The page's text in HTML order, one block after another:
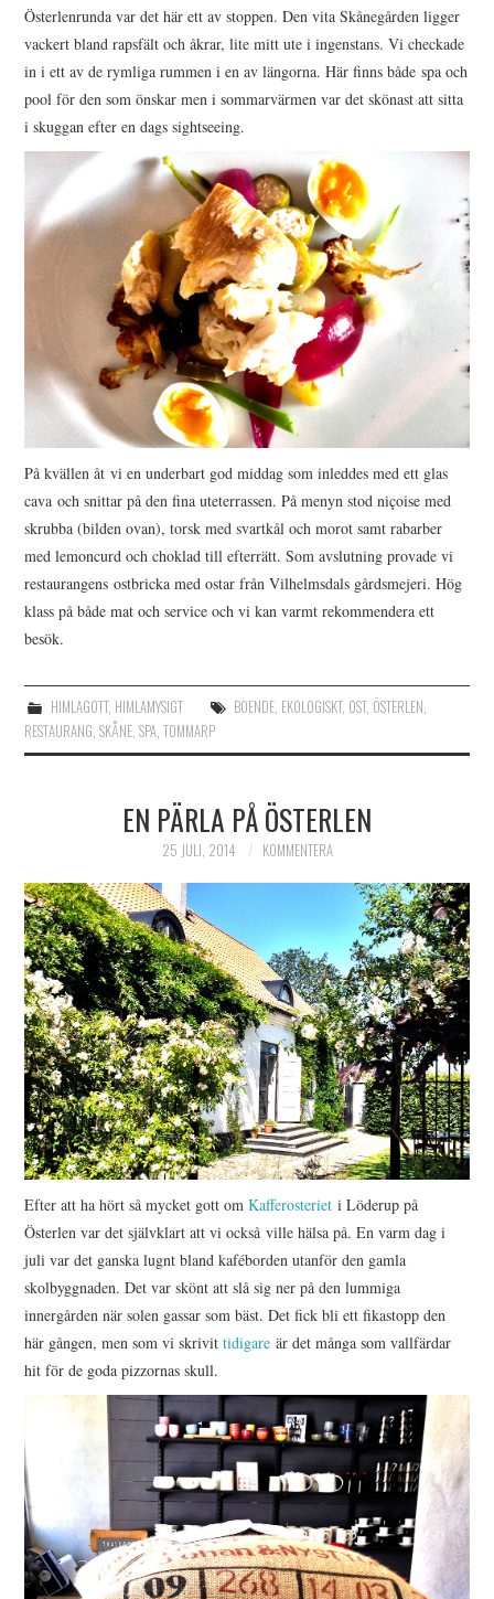
Österlenrunda var det här ett av stoppen. Den vita Skånegården ligger
vackert bland rapsfält och åkrar, lite mitt ute i ingenstans. Vi checkade
in i ett av de rymliga rummen i en av längorna. Här finns både spa och
pool för den som önskar men i sommarvärmen var det skönast att sitta
i skuggan efter en dags sightseeing.
På kvällen åt vi en underbart god middag som inleddes med ett glas
cava och snittar på den fina uteterrassen. På menyn stod niçoise med
skrubba (bilden ovan), torsk med svartkål och morot samt rabarber
med lemoncurd och choklad till efterrätt. Som avslutning provade vi
restaurangens ostbricka med ostar från Vilhelmsdals gårdsmejeri. Hög
klass på både mat och service och vi kan varmt rekommendera ett
besök.
HIMLAGOTT, HIMLAMYSIGT BOENDE, EKOLOGISKT, OST, ÖSTERLEN,
RESTAURANG,SKÅNE,SPA,TOMMARP
EN PÄRLA PÅ ÖSTERLEN
25 JULI, 2014 KOMMENTERA
Efter att ha hört så mycket gott omKafferosteriet i Löderup på
Österlen var det självklart att vi också ville hälsa på. En varm dag i
juli var det ganska lugnt bland kaféborden utanför den gamla
skolbyggnaden. Det var skönt att slå sig ner på den lummiga
innergården när solen gassar som bäst. Det fick bli ett fikastopp den
här gången, men som vi skrivittidigare är det många som vallfärdar
hit för de goda pizzornas skull.